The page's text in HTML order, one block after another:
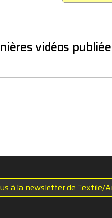
vidéos
à la newsletter de Textile/